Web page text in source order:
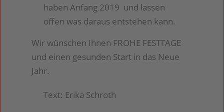
haben Anfang 2019 und lassen
offen was daraus entstehen kann.
Wir wünschen Ihnen FROHE FESTTAGE
und einen gesunden Start in das Neue
Jahr.
Text: Erika Schroth